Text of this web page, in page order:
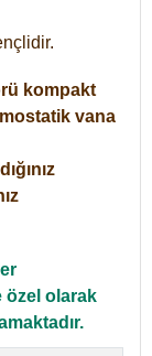
kompakt
vana
özel olarak